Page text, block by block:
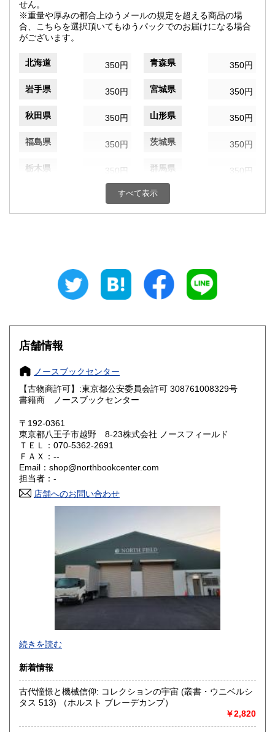
せん。
※重量や厚みの都合上ゆうメールの規定を超える商品の場
合、こちらを選択頂いてもゆうパックでのお届けになる場合
がございます。
北海道 350円 青森県 350円
岩手県 350円 宮城県 350円
秋田県 350円 山形県 350円
福島県 350円 茨城県 350円
栃木県 350円 群馬県 350円
350円 千葉県
350円 福井県
350円 長野県
岐阜県 350円 静岡県 350円
愛知県
滋賀県
大阪府
奈良県 350円 和歌山県
鳥取県
岡山県
350円 愛媛県
350円 福岡県
宮崎県
沖縄県
すべて表示
店舗情報
ノースブックセンター
【古物商許可】:東京都公安委員会許可 308761008329号
書籍商 ノースブックセンター
〒192-0361
東京都八王子市越野 8-23株式会社 ノースフィールド
ＴＥＬ：070-5362-2691
ＦＡＸ：--
Email：shop@northbookcenter.com
担当者：-
店舗へのお問い合わせ
・書店様、公共機関様からの公費（請求書払い）でのご注文
・全国古書書籍商組合連合会加盟の古書店様につきまして
は、商品代金に対して書店間割引を適用させていただきま
す。ご希望の方は、古書店名を添えて、ご注文とは別にメッ
続きを読む
新着情報
古代憧憬と機械信仰: コレクションの宇宙 (叢書・ウニベルシ
タス 513) （ホルスト ブレーデカンプ）
￥2,820